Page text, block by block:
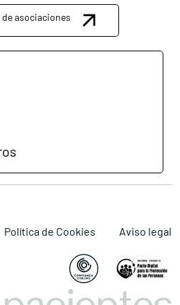
asociaciones
Política de Cookies Aviso legal